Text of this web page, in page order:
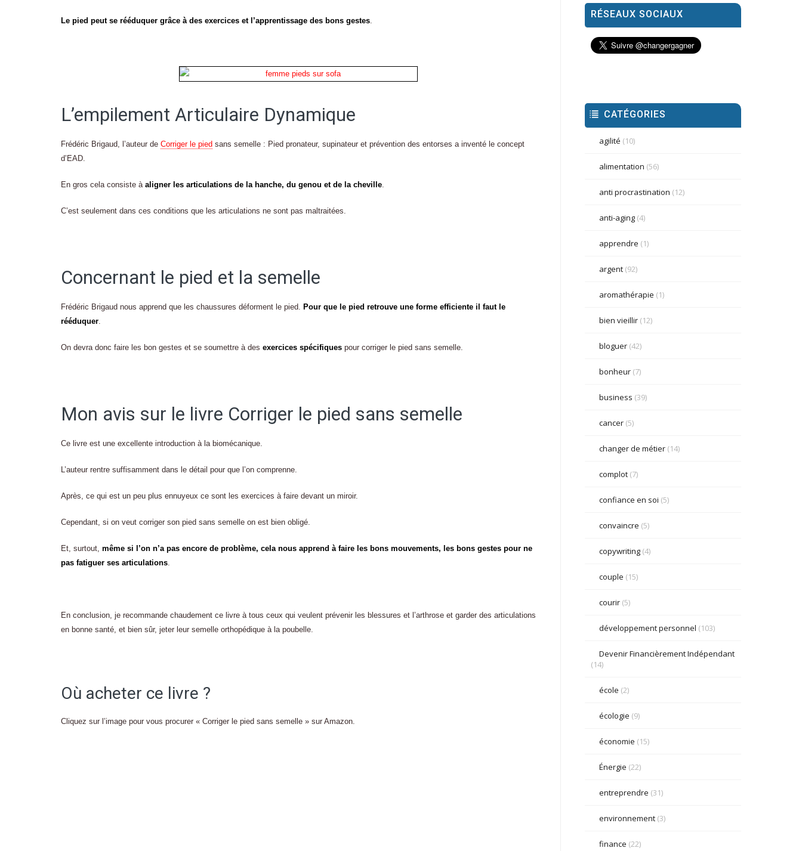
Le pied peut se rééduquer grâce à des exercices et l’apprentissage des bons gestes.
L’empilement Articulaire Dynamique
Frédéric Brigaud, l’auteur de Corriger le pied sans semelle : Pied pronateur, supinateur et prévention des entorses a inventé le concept
d’EAD.
En gros cela consiste à aligner les articulations de la hanche, du genou et de la cheville.
C’est seulement dans ces conditions que les articulations ne sont pas maltraitées.
Concernant le pied et la semelle
Frédéric Brigaud nous apprend que les chaussures déforment le pied. Pour que le pied retrouve une forme efficiente il faut le
rééduquer.
On devra donc faire les bon gestes et se soumettre à des exercices spécifiques pour corriger le pied sans semelle.
Mon avis sur le livre Corriger le pied sans semelle
Ce livre est une excellente introduction à la biomécanique.
L’auteur rentre suffisamment dans le détail pour que l’on comprenne.
Après, ce qui est un peu plus ennuyeux ce sont les exercices à faire devant un miroir.
Cependant, si on veut corriger son pied sans semelle on est bien obligé.
Et, surtout, même si l’on n’a pas encore de problème, cela nous apprend à faire les bons mouvements, les bons gestes pour ne
pas fatiguer ses articulations.
En conclusion, je recommande chaudement ce livre à tous ceux qui veulent prévenir les blessures et l’arthrose et garder des articulations
en bonne santé, et bien sûr, jeter leur semelle orthopédique à la poubelle.
Où acheter ce livre ?
Cliquez sur l’image pour vous procurer « Corriger le pied sans semelle » sur Amazon.
RÉSEAUX SOCIAUX
CATÉGORIES
agilité (10)
alimentation (56)
anti procrastination (12)
anti-aging(4)
apprendre (1)
argent(92)
aromathérapie (1)
bien vieillir(12)
bloguer(42)
bonheur(7)
business (39)
cancer(5)
changer de métier(14)
complot(7)
confiance en soi (5)
convaincre (5)
copywriting(4)
couple (15)
courir(5)
développement personnel (103)
Devenir Financièrement Indépendant
(14)
école (2)
écologie (9)
économie (15)
Énergie (22)
entreprendre (31)
environnement(3)
finance (22)